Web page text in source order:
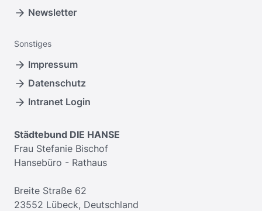
Newsletter
Sonstiges
Impressum
Datenschutz
Intranet Login
Städtebund DIE HANSE
Frau Stefanie Bischof
Hansebüro - Rathaus
Breite Straße 62
23552 Lübeck, Deutschland